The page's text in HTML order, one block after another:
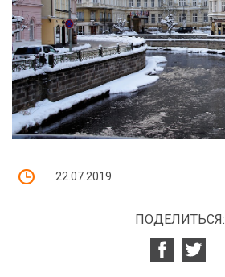
22.07.2019
ПОДЕЛИТЬСЯ: